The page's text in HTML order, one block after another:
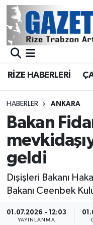
RİZE HABERLERİ
HABERLER ANKARA
Bakan
geldi
Dışişleri Bakanı
Bakanı Ceenbek
01.07.2026 - 12:03
YAYINLANMA
BÖLGEMİZ
Asayiş
Rize Jandarma
Bilim Teknoloji
Advertising
Canlı Maç
Merkez
Merkez Trafik
Süper Lig Puan
Tüm Manşetler
Haber Arşivi